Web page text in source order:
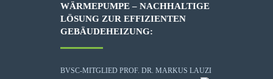
WÄRMEPUMPE – NACHHALTIGE
LÖSUNG ZUR EFFIZIENTEN
GEBÄUDEHEIZUNG:
BVSC-MITGLIED PROF. DR. MARKUS LAUZI